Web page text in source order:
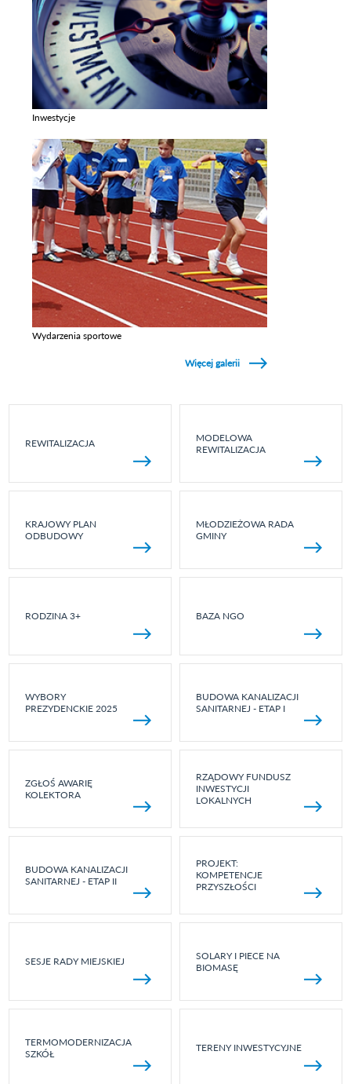
Inwestycje
Wydarzenia sportowe
Więcej galerii
REWITALIZACJA
MODELOWA
REWITALIZACJA
KRAJOWY PLAN
ODBUDOWY
MŁODZIEŻOWA RADA
GMINY
RODZINA 3+ BAZA NGO
WYBORY
PREZYDENCKIE 2025
BUDOWA KANALIZACJI
SANITARNEJ - ETAP I
ZGŁOŚ AWARIĘ
KOLEKTORA
RZĄDOWY FUNDUSZ
INWESTYCJI
LOKALNYCH
BUDOWA KANALIZACJI
SANITARNEJ - ETAP II
PROJEKT:
KOMPETENCJE
PRZYSZŁOŚCI
SESJE RADY MIEJSKIEJ
SOLARY I PIECE NA
BIOMASĘ
TERMOMODERNIZACJA
SZKÓŁ
TERENY INWESTYCYJNE